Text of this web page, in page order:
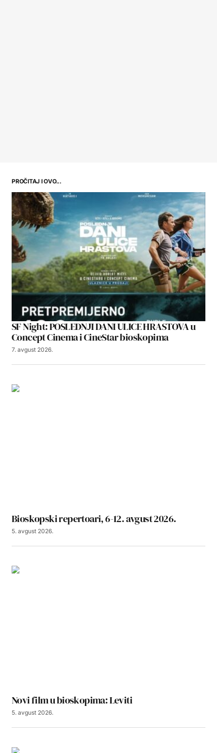
PROČITAJ I OVO...
SF Night: POSLEDNJI DANI ULICE HRASTOVA u
Concept Cinema i CineStar bioskopima
7. avgust 2026.
Bioskopski repertoari, 6-12. avgust 2026.
5. avgust 2026.
Novi film u bioskopima: Leviti
5. avgust 2026.